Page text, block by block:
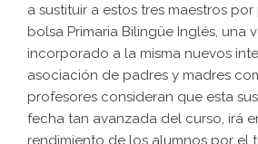
a sustituir a estos tres maestros
bolsa Primaria Bilingüe Inglés, una
incorporado a la misma nuevos
asociación de padres y madres
profesores consideran que esta
fecha tan avanzada del curso, irá
rendimiento de los alumnos por el